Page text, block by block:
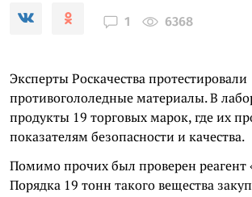
1 6368
Эксперты Роскачества протестировали
противогололедные материалы. В
продукты 19 торговых марок, где их
показателям безопасности и качества.
Помимо прочих был проверен реагент
Порядка 19 тонн такого вещества